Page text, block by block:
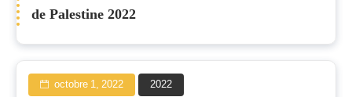
de Palestine 2022
octobre 1, 2022 2022